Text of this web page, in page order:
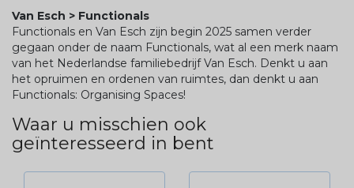
Van Esch > Functionals
Functionals en Van Esch zijn begin 2025 samen verder
gegaan onder de naam Functionals, wat al een merk naam
van het Nederlandse familiebedrijf Van Esch. Denkt u aan
het opruimen en ordenen van ruimtes, dan denkt u aan
Functionals: Organising Spaces!
Waar u misschien ook
geïnteresseerd in bent